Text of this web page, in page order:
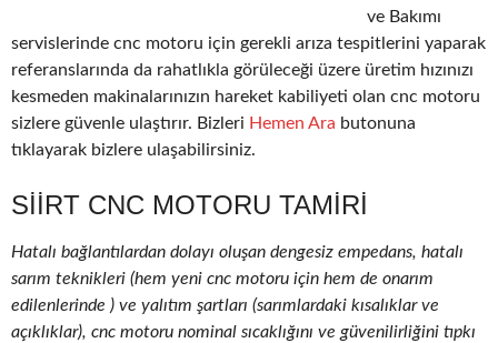
ve Bakımı
servislerinde cnc motoru için gerekli arıza tespitlerini yaparak
referanslarında da rahatlıkla görüleceği üzere üretim hızınızı
kesmeden makinalarınızın hareket kabiliyeti olan cnc motoru
sizlere güvenle ulaştırır. Bizleri Hemen Ara butonuna
tıklayarak bizlere ulaşabilirsiniz.
SIIRT CNC MOTORU TAMIRI
Hatalı bağlantılardan dolayı oluşan dengesiz empedans, hatalı
sarım teknikleri (hem yeni cnc motoru için hem de onarım
edilenlerinde ) ve yalıtım şartları (sarımlardaki kısalıklar ve
açıklıklar), cnc motoru nominal sıcaklığını ve güvenilirliğini tıpkı